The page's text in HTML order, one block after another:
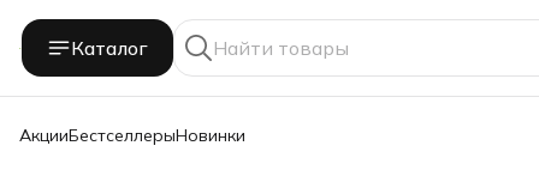
Каталог
АкцииБестселлерыНовинки